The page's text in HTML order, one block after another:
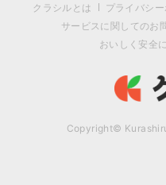
クラシルとは プライバシ
サービスに関してのお
おいしく安全
Copyright©